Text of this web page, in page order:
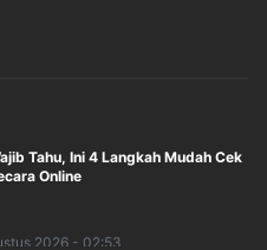
Tahu, Ini 4 Langkah Mudah Cek
Online
2026 - 02:53